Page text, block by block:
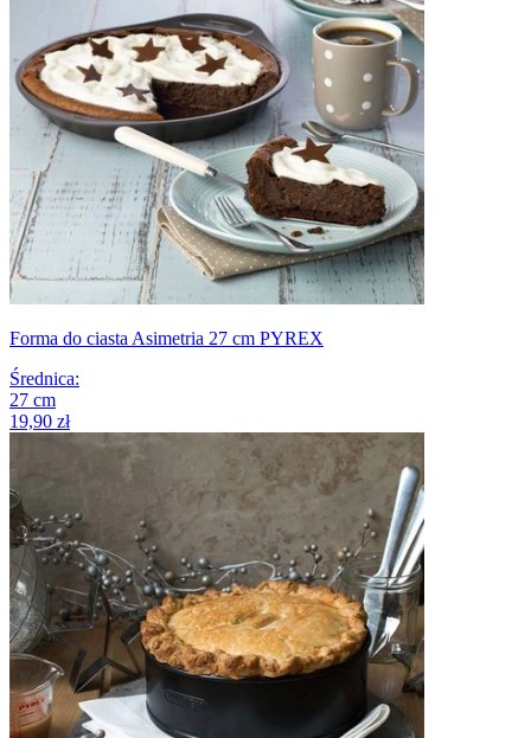
Forma do ciasta Asimetria 27 cm PYREX
Średnica:
27 cm
19,90 zł